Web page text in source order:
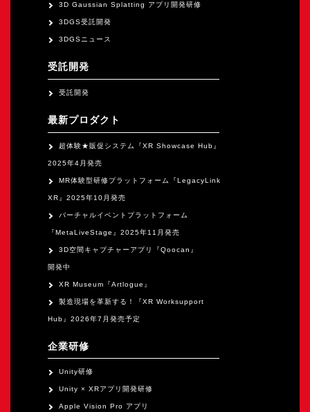
3D Gaussian Splatting アプリ開発研修
3DGS受託開発
3DGSニュース
受託開発
受託開発
最新プロダクト
超体験★販促システム『XR Showcase Hub』
2025年4月発売
MR体験型研修プラットフォーム『LegacyLink
XR』2025年10月発売
バーチャルイベントプラットフォーム
『MetaLiveStage』2025年11月発売
3D空間キャプチャーアプリ『Qoocan』
開発中
XR Museum『Artlogue』
製造現場を革新する！『XR Worksupport
Hub』2026年7月発売予定
企業研修
Unity研修
Unity × XRアプリ開発研修
Apple Vision Pro アプリ